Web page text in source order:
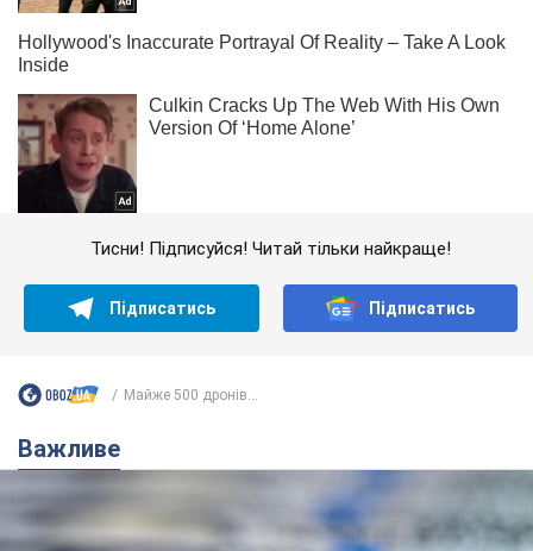
Тисни! Підписуйся! Читай тільки найкраще!
Підписатись Підписатись
Майже 500 дронів...
Важливе